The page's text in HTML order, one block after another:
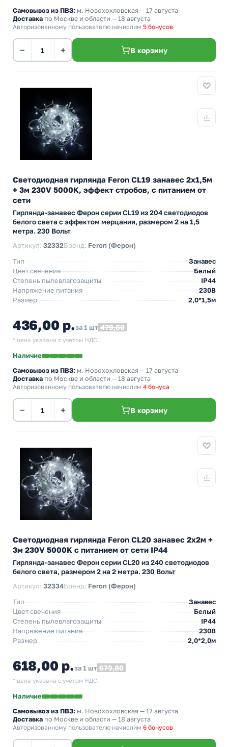
Самовывоз из ПВЗ: м. Новохохловская — 17 августа
Доставка по Москве и области — 18 августа
Авторизованному пользователю начислим 5 бонусов
− + В корзину
Светодиодная гирлянда Feron CL19 занавес 2x1,5м
+ 3м 230V 5000K, эффект стробов, c питанием от
сети
Гирлянда-занавес Ферон серии CL19 из 204 светодиодов
белого света с эффектом мерцания, размером 2 на 1,5
метра. 230 Вольт
Артикул: 32332Бренд: Feron (Ферон)
Тип
Занавес
Цвет свечения
Белый
Степень пылевлагозащиты
IP44
Напряжение питания
230В
Размер
2,0*1,5м
436,00 р.за 1 шт 479,60
* цена указана с учетом НДС.
Наличие
Самовывоз из ПВЗ: м. Новохохловская — 17 августа
Доставка по Москве и области — 18 августа
Авторизованному пользователю начислим 4 бонуса
− + В корзину
Светодиодная гирлянда Feron CL20 занавес 2x2м +
3м 230V 5000K c питанием от сети IP44
Гирлянда-занавес Ферон серии CL20 из 240 светодиодов
белого света, размером 2 на 2 метра. 230 Вольт
Артикул: 32334Бренд: Feron (Ферон)
Тип
Занавес
Цвет свечения
Белый
Степень пылевлагозащиты
IP44
Напряжение питания
230В
Размер
2,0*2,0м
618,00 р.за 1 шт 679,80
* цена указана с учетом НДС.
Наличие
Самовывоз из ПВЗ: м. Новохохловская — 17 августа
Доставка по Москве и области — 18 августа
Авторизованному пользователю начислим 6 бонусов